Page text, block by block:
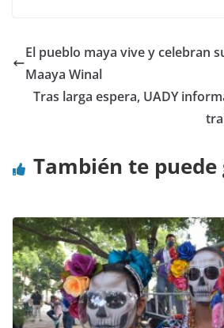
El pueblo maya vive y celebran
Maaya Winal
Tras larga espera, UADY
También te